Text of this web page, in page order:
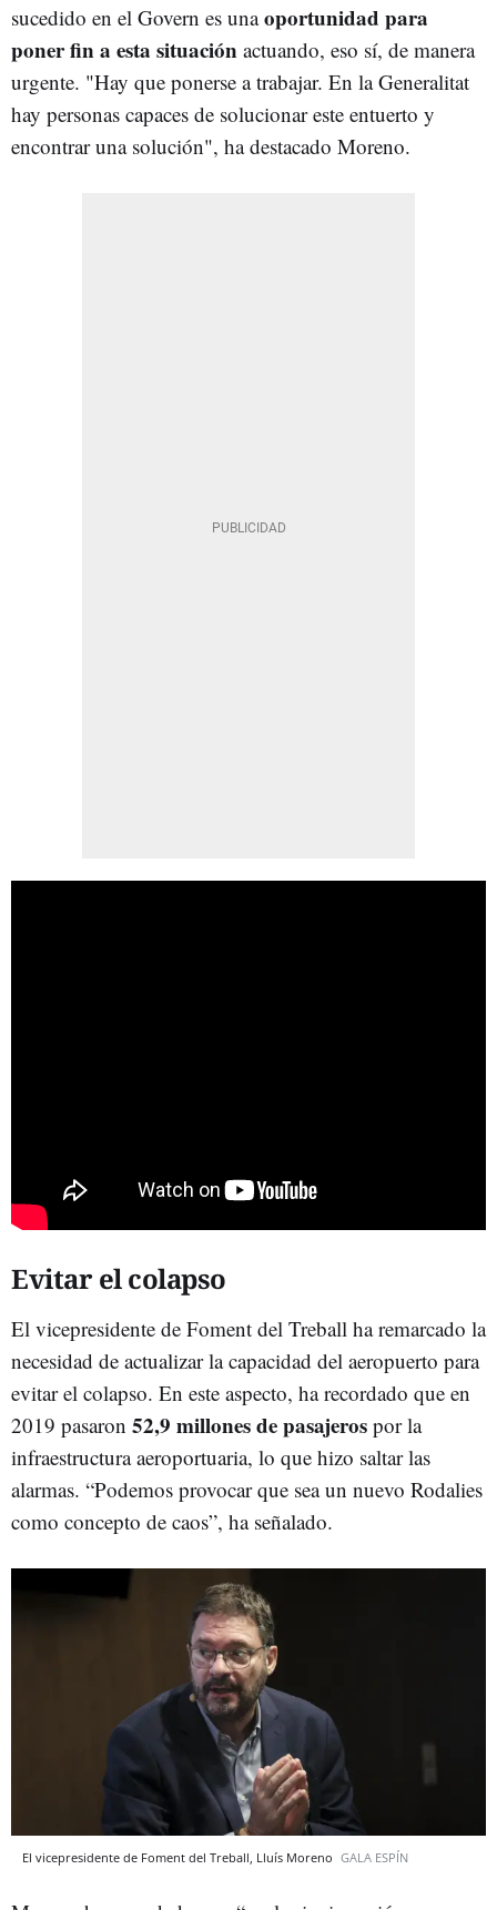
sucedido en el Govern es unaoportunidad para
poner fin a esta situación actuando, eso sí, de manera
urgente. "Hay que ponerse a trabajar. En la Generalitat
hay personas capaces de solucionar este entuerto y
encontrar una solución", ha destacado Moreno.
Evitar el colapso
El vicepresidente de Foment del Treball ha remarcado la
necesidad de actualizar la capacidad del aeropuerto para
evitar el colapso. En este aspecto, ha recordado que en
2019 pasaron 52,9 millones de pasajeros por la
infraestructura aeroportuaria, lo que hizo saltar las
alarmas. “Podemos provocar que sea un nuevo Rodalies
como concepto de caos”, ha señalado.
El vicepresidente de Foment del Treball, Lluís Moreno GALA ESPÍN